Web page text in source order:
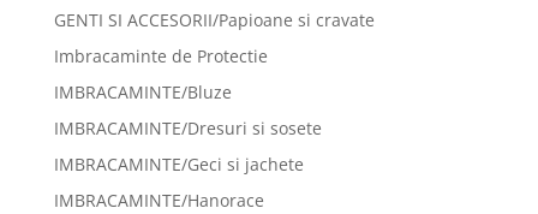
GENTI SI ACCESORII/Papioane si cravate
Imbracaminte de Protectie
IMBRACAMINTE/Bluze
IMBRACAMINTE/Dresuri si sosete
IMBRACAMINTE/Geci si jachete
IMBRACAMINTE/Hanorace